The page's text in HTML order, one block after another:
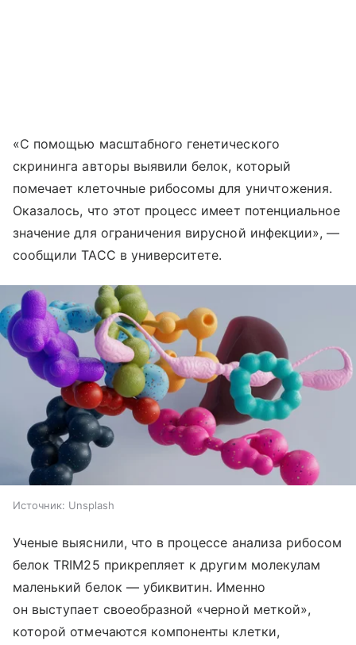
«С помощью масштабного генетического
скрининга авторы выявили белок, который
помечает клеточные рибосомы для уничтожения.
Оказалось, что этот процесс имеет потенциальное
значение для ограничения вирусной инфекции», —
сообщили ТАСС в университете.
Источник: Unsplash
Ученые выяснили, что в процессе анализа рибосом
белок TRIM25 прикрепляет к другим молекулам
маленький белок — убиквитин. Именно
он выступает своеобразной «черной меткой»,
которой отмечаются компоненты клетки,